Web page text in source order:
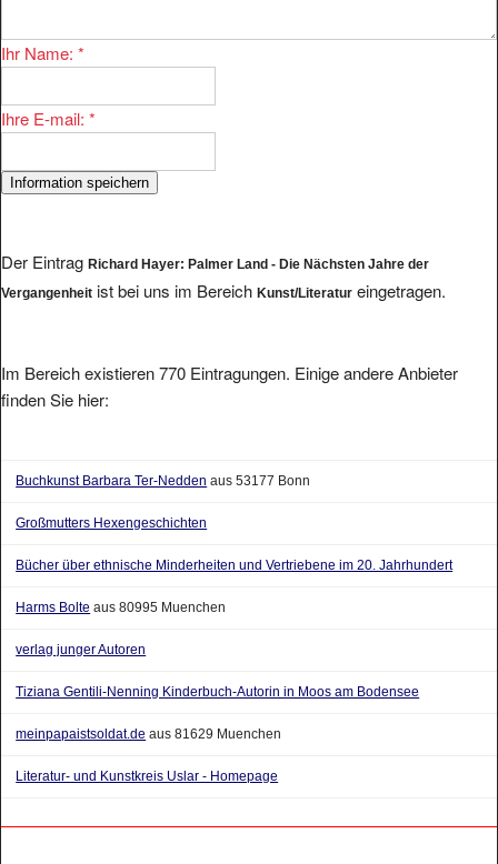
Ihr Name: *
Ihre E-mail: *
Der Eintrag Richard Hayer: Palmer Land - Die Nächsten Jahre der
Vergangenheit ist bei uns im Bereich Kunst/Literatur eingetragen.
Im Bereich existieren 770 Eintragungen. Einige andere Anbieter
finden Sie hier:
Buchkunst Barbara Ter-Nedden aus 53177 Bonn
Großmutters Hexengeschichten
Bücher über ethnische Minderheiten und Vertriebene im 20. Jahrhundert
Harms Bolte aus 80995 Muenchen
verlag junger Autoren
Tiziana Gentili-Nenning Kinderbuch-Autorin in Moos am Bodensee
meinpapaistsoldat.de aus 81629 Muenchen
Literatur- und Kunstkreis Uslar - Homepage